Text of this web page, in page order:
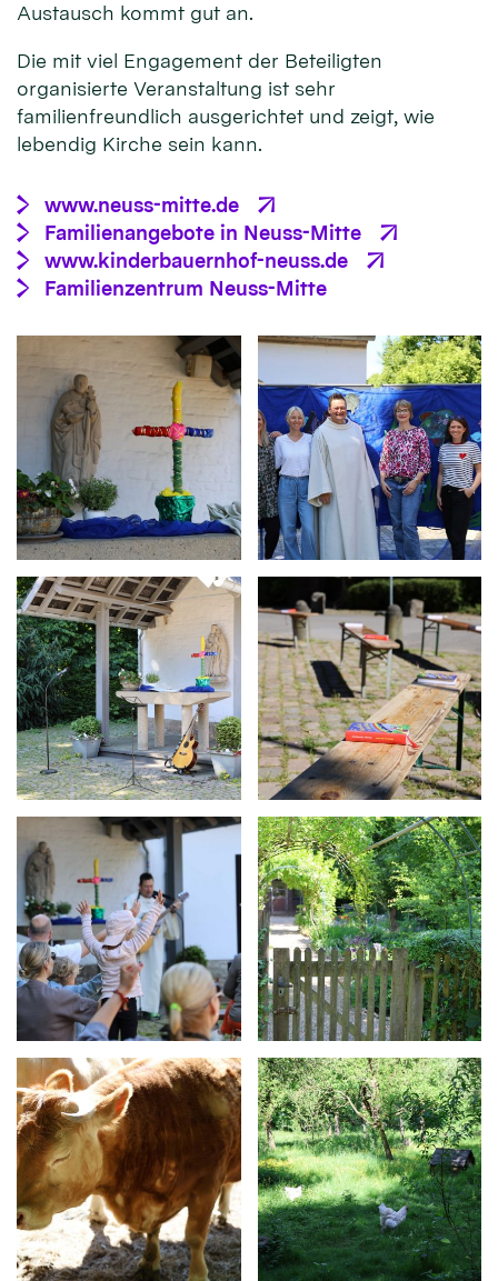
Austausch kommt gut an.
Die mit viel Engagement der Beteiligten
organisierte Veranstaltung ist sehr
familienfreundlich ausgerichtet und zeigt, wie
lebendig Kirche sein kann.
www.neuss-mitte.de
Familienangebote in Neuss-Mitte
www.kinderbauernhof-neuss.de
Familienzentrum Neuss-Mitte